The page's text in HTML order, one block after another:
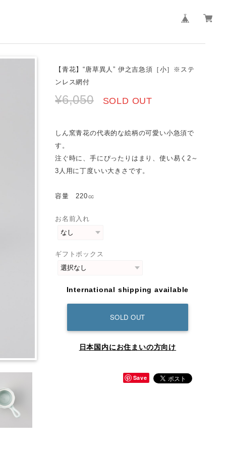
【青花】“唐草異人” 伊之吉急須［小］※ステ
ンレス網付
¥6,050 SOLD OUT
しん窯青花の代表的な絵柄の可愛い小急須で
す。
注ぐ時に、手にぴったりはまり、使い易く2～
3人用に丁度いい大きさです。
容量 220㏄
お名前入れ
ギフトボックス
International shipping available
SOLD OUT
日本国内にお住まいの方向け
Save